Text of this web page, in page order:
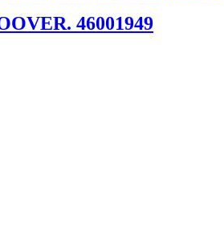
46001949